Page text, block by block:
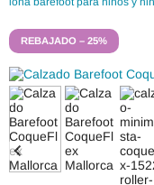
REBAJADO – 25%